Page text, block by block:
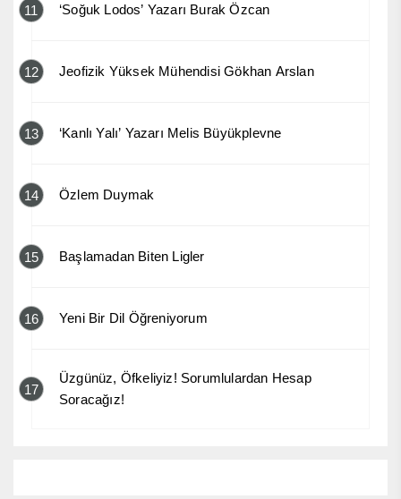
11 ‘Soğuk Lodos’ Yazarı Burak Özcan
12 Jeofizik Yüksek Mühendisi Gökhan Arslan
13 ‘Kanlı Yalı’ Yazarı Melis Büyükplevne
14 Özlem Duymak
15 Başlamadan Biten Ligler
16 Yeni Bir Dil Öğreniyorum
17
Üzgünüz, Öfkeliyiz! Sorumlulardan Hesap
Soracağız!